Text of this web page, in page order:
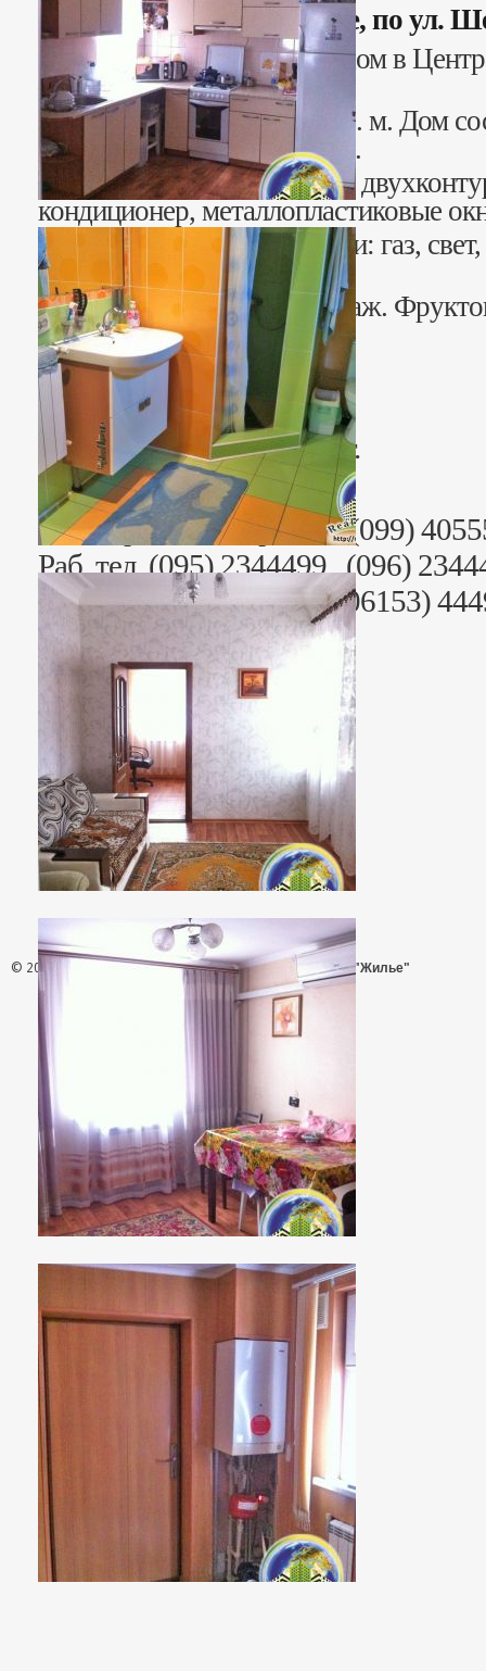
Дом в Центре, по ул.
Продается 3-х комнатный дом в
ул. Шевченко.
Общая площадь дома 75 кв. м. Дом
кухни, столовой и сан. узла.
Сделан ремонт. Установлен
кондиционер, металлопластиковые
Заведены все коммуникации: газ,
яма.
Во дворе летняя кухня, гараж.
Виноградная арка, огород.
Участок 4 сотки.
Стоимость: (47000) Торг.
Риэлтор: Анна Юрьевна (099)
Раб. тел. (095) 2344499, (096)
+38 (06153) 44442, +38 (06153)
© 2026 - АН "Жилье"ООО "Агентство Недвижимости "Жилье"